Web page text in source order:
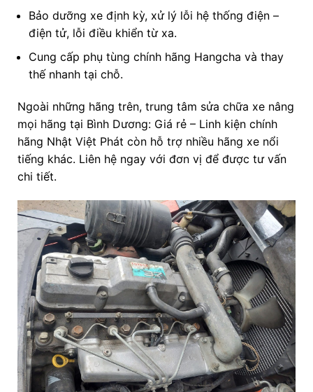
Bảo dưỡng xe định kỳ, xử lý lỗi hệ thống điện –
điện tử, lỗi điều khiển từ xa.
Cung cấp phụ tùng chính hãng Hangcha và thay
thế nhanh tại chỗ.
Ngoài những hãng trên, trung tâm sửa chữa xe nâng
mọi hãng tại Bình Dương: Giá rẻ – Linh kiện chính
hãng Nhật Việt Phát còn hỗ trợ nhiều hãng xe nổi
tiếng khác. Liên hệ ngay với đơn vị để được tư vấn
chi tiết.